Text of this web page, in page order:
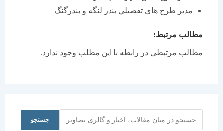
مدير طرح هاي تفصيلي بندر لنگه و بندرگنگ
مطالب مرتبط:
مطالب مرتبطی در رابطه با این مطلب وجود ندارد.
جستجو